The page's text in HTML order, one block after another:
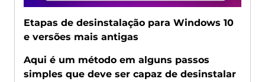
Etapas de desinstalação para Windows 10
e versões mais antigas
Aqui é um método em alguns passos
simples que deve ser capaz de desinstalar